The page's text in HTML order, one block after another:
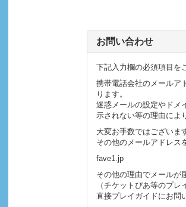
お問い合わせ
下記入力欄の必須項目を
携帯電話会社のメールア
ります。
迷惑メールの設定やドメ
示されない等の理由によ
大変お手数ではございま
その他のメールアドレス
fave1.jp
その他の理由でメールが
（チケットぴあ等のプ
直接プレイガイドにお問